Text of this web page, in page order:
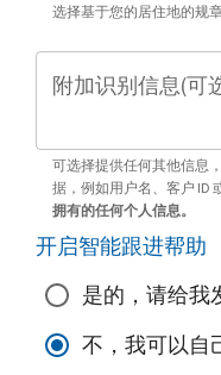
选择基于您的居住地的规
附加识别信息(可
可选择提供任何其他信息
据，例如用户名、客户 ID
拥有的任何个人信息。
开启智能跟进帮助
是的，请给我
不，我可以自